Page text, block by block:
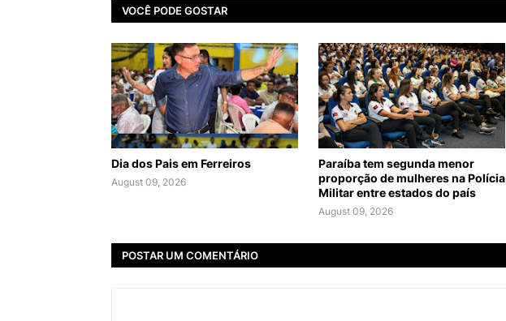
VOCÊ PODE GOSTAR
Dia dos Pais em Ferreiros
August 09, 2026
Paraíba tem segunda menor
proporção de mulheres na Polícia
Militar entre estados do país
August 09, 2026
POSTAR UM COMENTÁRIO